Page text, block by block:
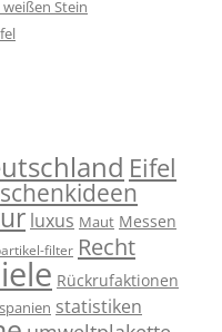
Stein
Eifel
luxus Maut Messen
filter Recht
Rückrufaktionen
spanien statistiken